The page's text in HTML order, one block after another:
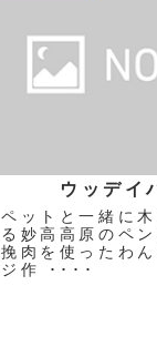
ウッデイ
ペットと一緒に
る妙高高原のペン
挽肉を使ったわ
ジ作 ････